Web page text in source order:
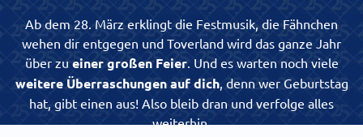
Ab dem 28. März erklingt die Festmusik, die Fähnchen
wehen dir entgegen und Toverland wird das ganze Jahr
über zu einer großen Feier. Und es warten noch viele
weitere Überraschungen auf dich, denn wer Geburtstag
hat, gibt einen aus! Also bleib dran und verfolge alles
weiterhin.